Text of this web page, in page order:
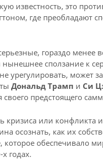
известность, это
где преобладают
гораздо менее
нынешнее сползание к
урегулировать,
Дональд Трамп и Си
предстоящего
кризиса или конфликта
осознать, как их
обеспечивало
годах.